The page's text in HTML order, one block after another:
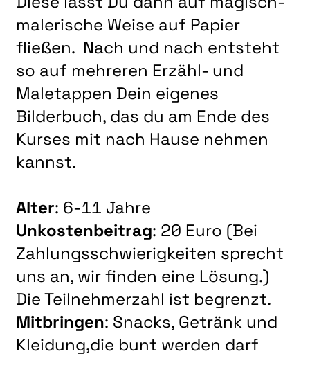
NATUR & STRUKTUR
ÜBER UNS
KUNSTHAUS R3
SPECKDRUMM HALLE
BEWERBUNG
UNSERE KÜNSTLER*INNEN
VERANSTALTUNGEN UNSERER MITGLIEDER
BEFREUNDETE KUNSTVEREINE
malerische Weise auf Papier
fließen. Nach und nach entsteht
so auf mehreren Erzähl- und
Maletappen Dein eigenes
Bilderbuch, das du am Ende des
Kurses mit nach Hause nehmen
kannst.
Alter: 6-11 Jahre
Unkostenbeitrag: 20 Euro (Bei
Zahlungsschwierigkeiten sprecht
uns an, wir finden eine Lösung.)
Die Teilnehmerzahl ist begrenzt.
Mitbringen: Snacks, Getränk und
Kleidung,die bunt werden darf